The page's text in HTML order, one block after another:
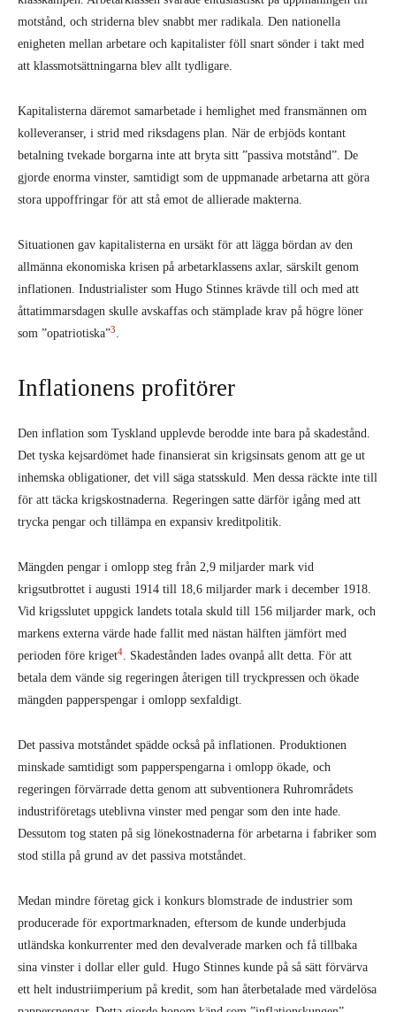
motstånd, och striderna blev snabbt mer radikala. Den nationella
enigheten mellan arbetare och kapitalister föll snart sönder i takt med
att klassmotsättningarna blev allt tydligare.
Kapitalisterna däremot samarbetade i hemlighet med fransmännen om
kolleveranser, i strid med riksdagens plan. När de erbjöds kontant
betalning tvekade borgarna inte att bryta sitt ”passiva motstånd”. De
gjorde enorma vinster, samtidigt som de uppmanade arbetarna att göra
stora uppoffringar för att stå emot de allierade makterna.
Situationen gav kapitalisterna en ursäkt för att lägga bördan av den
allmänna ekonomiska krisen på arbetarklassens axlar, särskilt genom
inflationen. Industrialister som Hugo Stinnes krävde till och med att
åttatimmarsdagen skulle avskaffas och stämplade krav på högre löner
som ”opatriotiska”3.
Inflationens profitörer
Den inflation som Tyskland upplevde berodde inte bara på skadestånd.
Det tyska kejsardömet hade finansierat sin krigsinsats genom att ge ut
inhemska obligationer, det vill säga statsskuld. Men dessa räckte inte till
för att täcka krigskostnaderna. Regeringen satte därför igång med att
trycka pengar och tillämpa en expansiv kreditpolitik.
Mängden pengar i omlopp steg från 2,9 miljarder mark vid
krigsutbrottet i augusti 1914 till 18,6 miljarder mark i december 1918.
Vid krigsslutet uppgick landets totala skuld till 156 miljarder mark, och
markens externa värde hade fallit med nästan hälften jämfört med
perioden före kriget4. Skadestånden lades ovanpå allt detta. För att
betala dem vände sig regeringen återigen till tryckpressen och ökade
mängden papperspengar i omlopp sexfaldigt.
Det passiva motståndet spädde också på inflationen. Produktionen
minskade samtidigt som papperspengarna i omlopp ökade, och
regeringen förvärrade detta genom att subventionera Ruhrområdets
industriföretags uteblivna vinster med pengar som den inte hade.
Dessutom tog staten på sig lönekostnaderna för arbetarna i fabriker som
stod stilla på grund av det passiva motståndet.
Medan mindre företag gick i konkurs blomstrade de industrier som
producerade för exportmarknaden, eftersom de kunde underbjuda
utländska konkurrenter med den devalverade marken och få tillbaka
sina vinster i dollar eller guld. Hugo Stinnes kunde på så sätt förvärva
ett helt industriimperium på kredit, som han återbetalade med värdelösa